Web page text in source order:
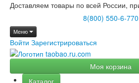
Доставляем товары по всей России,
8(800) 550-6-770
Меню
Войти Зарегистрироваться
Моя корзина
Каталог